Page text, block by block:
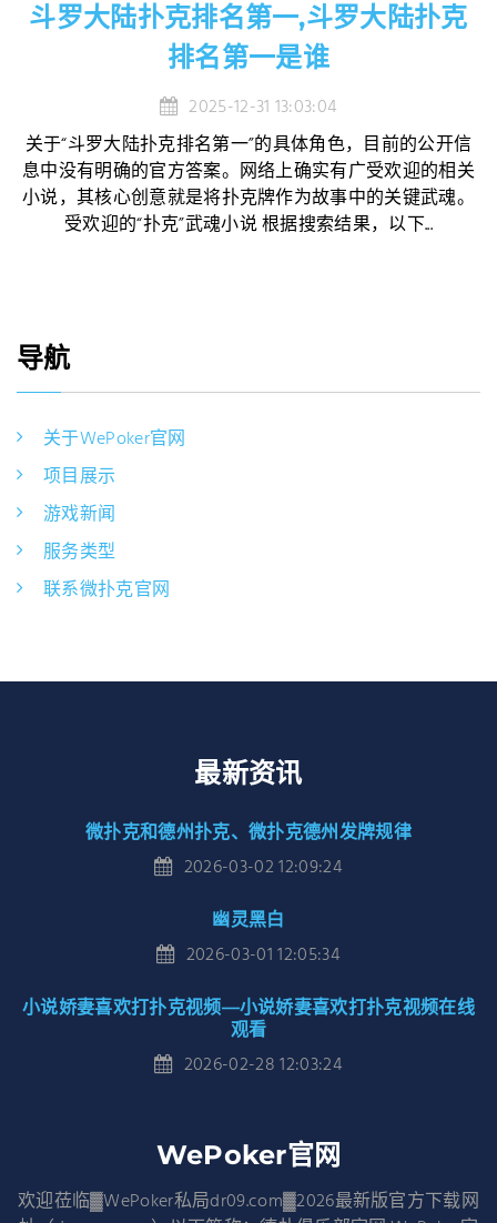
斗罗大陆扑克排名第一,斗罗大陆扑克
排名第一是谁
2025-12-31 13:03:04
关于“斗罗大陆扑克排名第一”的具体角色，目前的公开信
息中没有明确的官方答案。网络上确实有广受欢迎的相关
小说，其核心创意就是将扑克牌作为故事中的关键武魂。
受欢迎的“扑克”武魂小说 根据搜索结果，以下...
导航
关于WePoker官网
项目展示
游戏新闻
服务类型
联系微扑克官网
最新资讯
微扑克和德州扑克、微扑克德州发牌规律
2026-03-02 12:09:24
幽灵黑白
2026-03-01 12:05:34
小说娇妻喜欢打扑克视频—小说娇妻喜欢打扑克视频在线
观看
2026-02-28 12:03:24
WePoker官网
欢迎莅临▓WePoker私局dr09.com▓2026最新版官方下载网